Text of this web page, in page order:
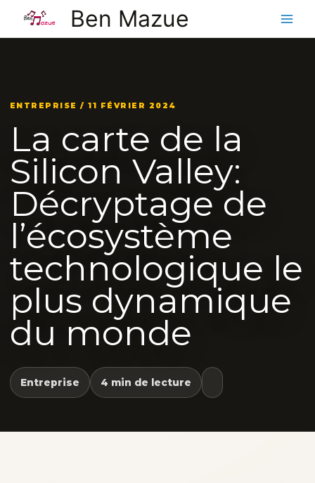
contenu
Ben Mazue
ENTREPRISE / 11 FÉVRIER 2024
La carte de la
Silicon Valley:
Décryptage de
l’écosystème
technologique le
plus dynamique
du monde
Entreprise 4 min de lecture